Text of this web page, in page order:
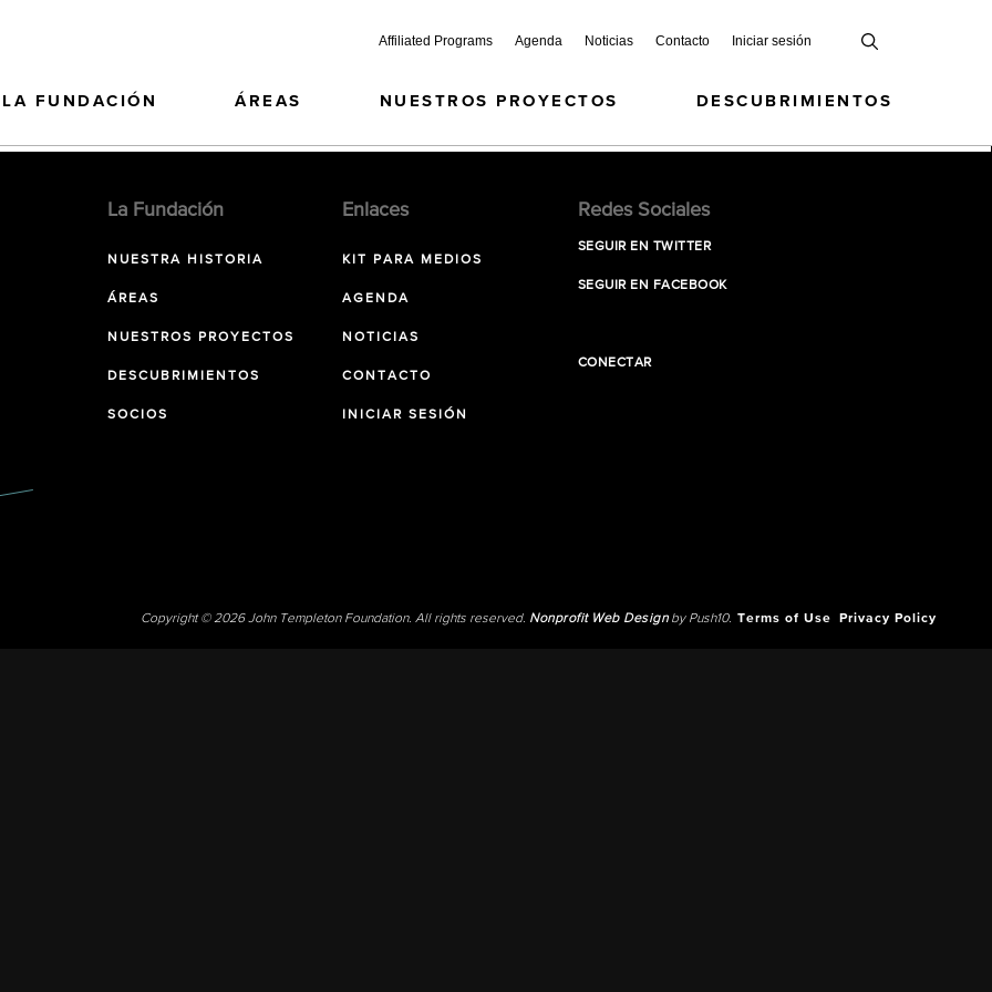
Affiliated Programs Agenda Noticias Contacto Iniciar sesión
LA FUNDACIÓN ÁREAS NUESTROS PROYECTOS DESCUBRIMIENTOS
La Fundación
NUESTRA HISTORIA
ÁREAS
NUESTROS PROYECTOS
DESCUBRIMIENTOS
SOCIOS
Enlaces
KIT PARA MEDIOS
AGENDA
NOTICIAS
CONTACTO
INICIAR SESIÓN
Redes Sociales
SEGUIR EN TWITTER
SEGUIR EN FACEBOOK
CONECTAR
Copyright © 2026 John Templeton Foundation. All rights reserved. Nonprofit Web Designby Push10. Terms of Use Privacy Policy